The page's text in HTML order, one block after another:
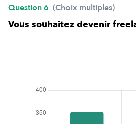
Question 6 (Choix multiples)
Vous souhaitez devenir